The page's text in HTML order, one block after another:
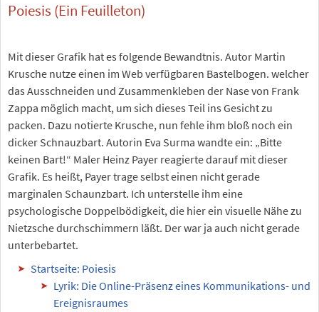
Poiesis (Ein Feuilleton)
Mit dieser Grafik hat es folgende Bewandtnis. Autor Martin
Krusche nutze einen im Web verfügbaren Bastelbogen. welcher
das Ausschneiden und Zusammenkleben der Nase von Frank
Zappa möglich macht, um sich dieses Teil ins Gesicht zu
packen. Dazu notierte Krusche, nun fehle ihm bloß noch ein
dicker Schnauzbart. Autorin Eva Surma wandte ein: „Bitte
keinen Bart!“ Maler Heinz Payer reagierte darauf mit dieser
Grafik. Es heißt, Payer trage selbst einen nicht gerade
marginalen Schaunzbart. Ich unterstelle ihm eine
psychologische Doppelbödigkeit, die hier ein visuelle Nähe zu
Nietzsche durchschimmern läßt. Der war ja auch nicht gerade
unterbebartet.
Startseite: Poiesis
Lyrik: Die Online-Präsenz eines Kommunikations- und
Ereignisraumes